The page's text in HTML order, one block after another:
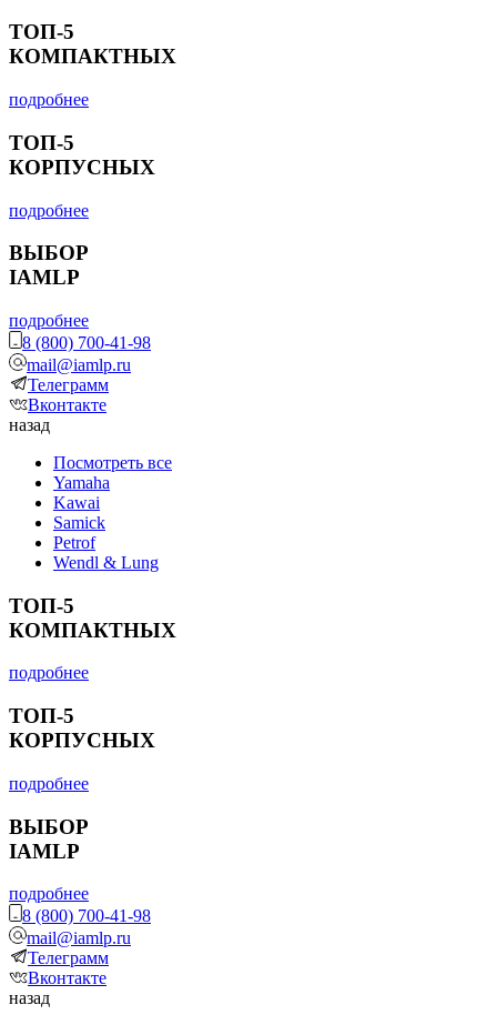
ТОП-5
КОМПАКТНЫХ
подробнее
ТОП-5
КОРПУСНЫХ
подробнее
ВЫБОР
IAMLP
подробнее
8 (800) 700-41-98
mail@iamlp.ru
Телеграмм
Вконтакте
назад
Посмотреть все
Yamaha
Kawai
Samick
Petrof
Wendl & Lung
ТОП-5
КОМПАКТНЫХ
подробнее
ТОП-5
КОРПУСНЫХ
подробнее
ВЫБОР
IAMLP
подробнее
8 (800) 700-41-98
mail@iamlp.ru
Телеграмм
Вконтакте
назад